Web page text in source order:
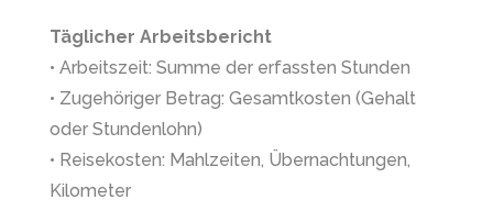
Täglicher Arbeitsbericht
• Arbeitszeit: Summe der erfassten Stunden
• Zugehöriger Betrag: Gesamtkosten (Gehalt
oder Stundenlohn)
• Reisekosten: Mahlzeiten, Übernachtungen,
Kilometer